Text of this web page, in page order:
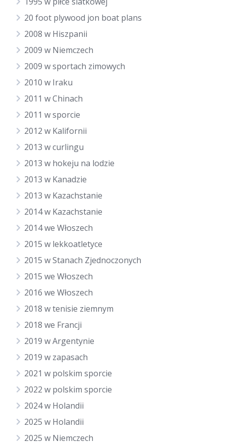
20 foot plywood jon boat plans
2008 w Hiszpanii
2009 w Niemczech
2009 w sportach zimowych
2010 w Iraku
2011 w Chinach
2011 w sporcie
2012 w Kalifornii
2013 w curlingu
2013 w hokeju na lodzie
2013 w Kanadzie
2013 w Kazachstanie
2014 w Kazachstanie
2014 we Włoszech
2015 w lekkoatletyce
2015 w Stanach Zjednoczonych
2015 we Włoszech
2016 we Włoszech
2018 w tenisie ziemnym
2018 we Francji
2019 w Argentynie
2019 w zapasach
2021 w polskim sporcie
2022 w polskim sporcie
2024 w Holandii
2025 w Holandii
2025 w Niemczech